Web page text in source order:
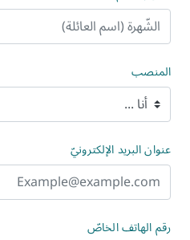
المنصب
عنوان البريد الإلكترونيّ
رقم الهاتف الخاصّ